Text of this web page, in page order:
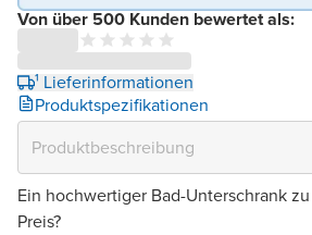
Von über 500 Kunden bewertet als:
¹ Lieferinformationen
Produktspezifikationen
Ein hochwertiger Bad-Unterschrank
Preis?